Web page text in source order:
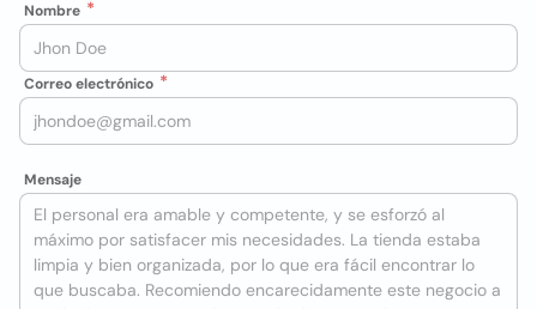
Nombre
Correo electrónico
Mensaje